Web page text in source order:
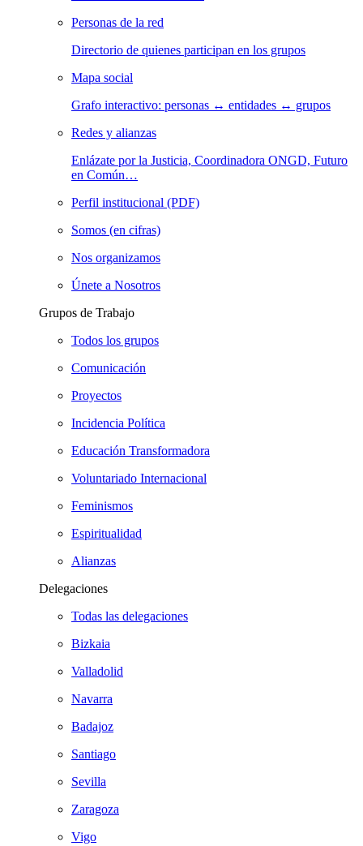
Personas de la red
Directorio de quienes participan en los grupos
Mapa social
Grafo interactivo: personas ↔ entidades ↔ grupos
Redes y alianzas
Enlázate por la Justicia, Coordinadora ONGD, Futuro
en Común…
Perfil institucional (PDF)
Somos (en cifras)
Nos organizamos
Únete a Nosotros
Grupos de Trabajo
Todos los grupos
Comunicación
Proyectos
Incidencia Política
Educación Transformadora
Voluntariado Internacional
Feminismos
Espiritualidad
Alianzas
Delegaciones
Todas las delegaciones
Bizkaia
Valladolid
Navarra
Badajoz
Santiago
Sevilla
Zaragoza
Vigo